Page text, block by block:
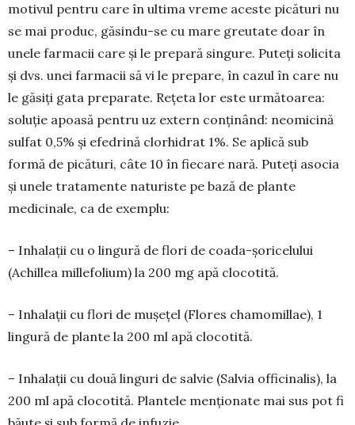
motivul pentru care în ultima vreme aceste picături nu
se mai produc, gă­sindu-se cu mare greutate doar în
unele farmacii care și le prepară singure. Puteți solicita
și dvs. unei farmacii să vi le prepare, în cazul în care nu
le găsiți gata preparate. Rețeta lor este următoarea:
soluție apoasă pentru uz extern conți­nând: neomicină
sulfat 0,5% și efedrină clorhidrat 1%. Se aplică sub
formă de picături, câte 10 în fiecare nară. Puteți asocia
și unele tratamente naturiste pe bază de plante
medicinale, ca de exem­plu:
– Inhalații cu o lingură de flori de coada-șoricelului
(Achillea millefolium) la 200 mg apă clocotită.
– Inhalații cu flori de mușețel (Flores chamomillae), 1
lingură de plante la 200 ml apă clocotită.
– Inhalații cu două linguri de salvie (Salvia officinalis), la
200 ml apă clocotită. Plantele menționate mai sus pot fi